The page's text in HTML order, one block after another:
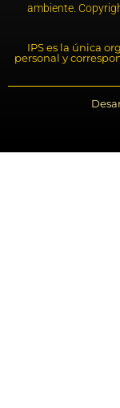
ambiente.
IPS es la única
personal y